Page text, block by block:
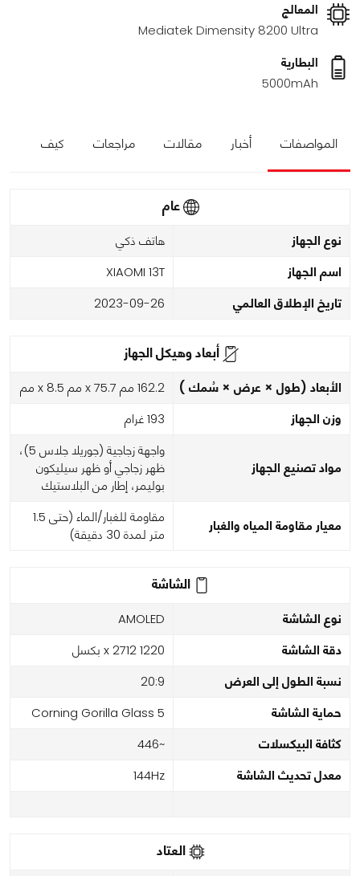
المعالج
Mediatek Dimensity 8200 Ultra
البطارية
5000mAh
المواصفات أخبار مقالات مراجعات كيف
عام
نوع الجهاز هاتف ذكي
اسم الجهاز XIAOMI 13T
تاريخ الإطلاق العالمي 2023-09-26
أبعاد وهيكل الجهاز
الأبعاد (طول × عرض × سُمك ) 162.2 مم x 75.7 مم x 8.5 مم
وزن الجهاز 193 غرام
مواد تصنيع الجهاز
واجهة زجاجية (جوريلا جلاس 5)،
ظهر زجاجي أو ظهر سيليكون
بوليمر، إطار من البلاستيك
معيار مقاومة المياه والغبار
مقاومة للغبار/الماء (حتى 1.5
متر لمدة 30 دقيقة)
الشاشة
نوع الشاشة AMOLED
دقة الشاشة 1220 x 2712 بكسل
نسبة الطول إلى العرض 20:9
حماية الشاشة Corning Gorilla Glass 5
كثافة البيكسلات ~446
معدل تحديث الشاشة 144Hz
العتاد